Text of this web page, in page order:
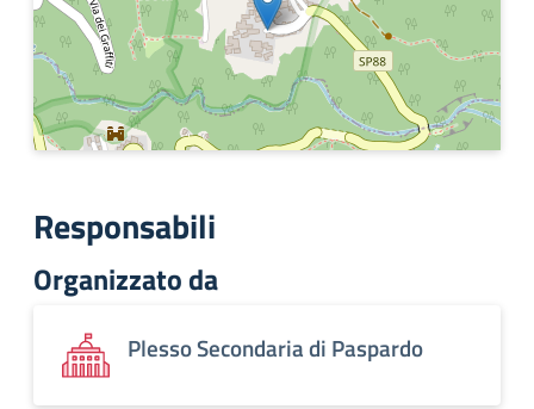
Responsabili
Organizzato da
Plesso Secondaria di Paspardo